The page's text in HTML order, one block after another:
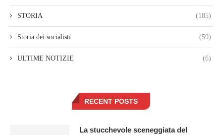
STORIA (185)
Storia dei socialisti (59)
ULTIME NOTIZIE (6)
RECENT POSTS
La stucchevole sceneggiata del